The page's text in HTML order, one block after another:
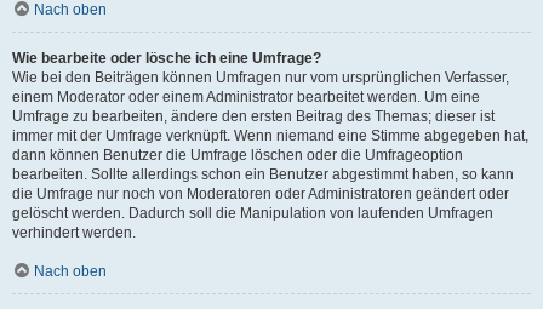
Nach oben
Wie bearbeite oder lösche ich eine Umfrage?
Wie bei den Beiträgen können Umfragen nur vom ursprünglichen Verfasser,
einem Moderator oder einem Administrator bearbeitet werden. Um eine
Umfrage zu bearbeiten, ändere den ersten Beitrag des Themas; dieser ist
immer mit der Umfrage verknüpft. Wenn niemand eine Stimme abgegeben hat,
dann können Benutzer die Umfrage löschen oder die Umfrageoption
bearbeiten. Sollte allerdings schon ein Benutzer abgestimmt haben, so kann
die Umfrage nur noch von Moderatoren oder Administratoren geändert oder
gelöscht werden. Dadurch soll die Manipulation von laufenden Umfragen
verhindert werden.
Nach oben